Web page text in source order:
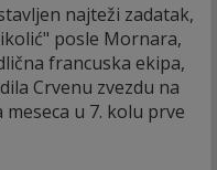
najteži zadatak,
posle Mornara,
francuska ekipa,
Crvenu zvezdu na
u 7. kolu prve